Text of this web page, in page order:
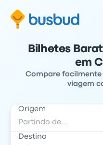
Bilhetes
em
Compare facilmente
viagem
Origem
Destino